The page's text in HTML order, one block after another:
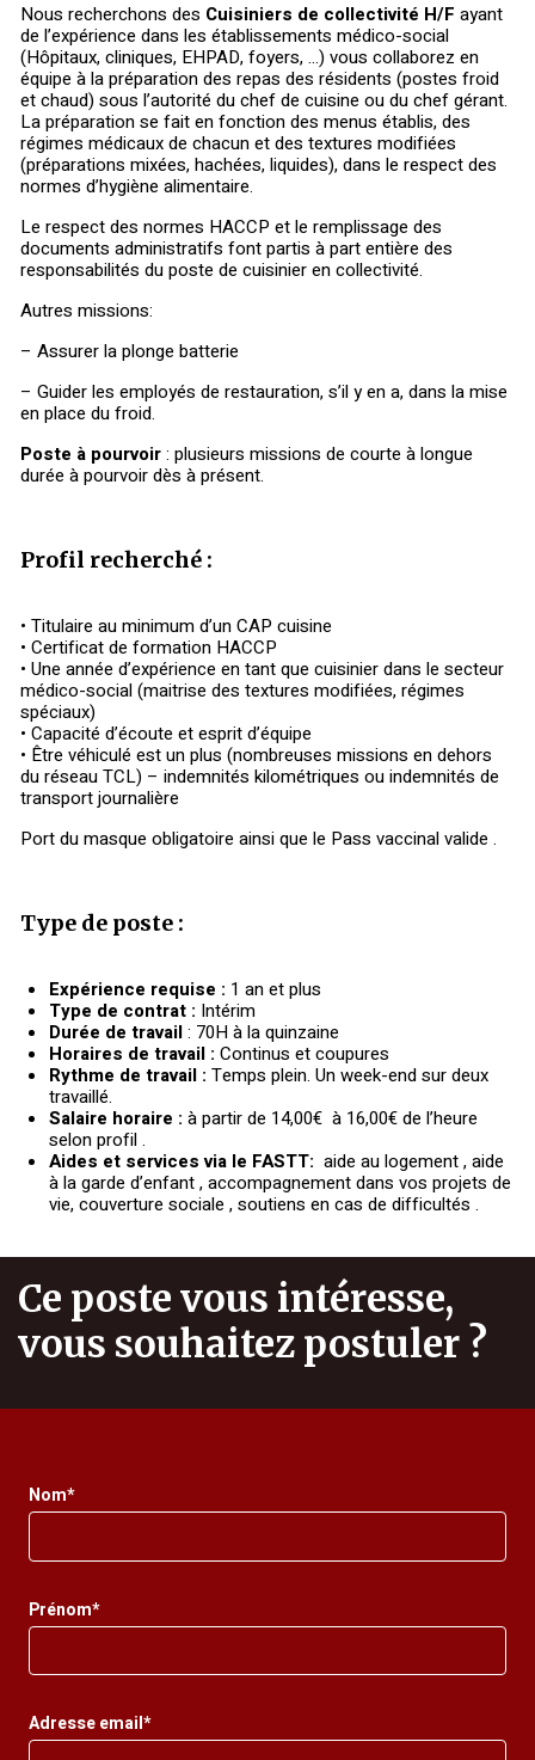
Nous recherchons des Cuisiniers de collectivité H/F ayant
de l’expérience dans les établissements médico-social
(Hôpitaux, cliniques, EHPAD, foyers, …) vous collaborez en
équipe à la préparation des repas des résidents (postes froid
et chaud) sous l’autorité du chef de cuisine ou du chef gérant.
La préparation se fait en fonction des menus établis, des
régimes médicaux de chacun et des textures modifiées
(préparations mixées, hachées, liquides), dans le respect des
normes d’hygiène alimentaire.
Le respect des normes HACCP et le remplissage des
documents administratifs font partis à part entière des
responsabilités du poste de cuisinier en collectivité.
Autres missions:
– Assurer la plonge batterie
– Guider les employés de restauration, s’il y en a, dans la mise
en place du froid.
Poste à pourvoir: plusieurs missions de courte à longue
durée à pourvoir dès à présent.
Profil recherché :
• Titulaire au minimum d’un CAP cuisine
• Certificat de formation HACCP
• Une année d’expérience en tant que cuisinier dans le secteur
médico-social (maitrise des textures modifiées, régimes
spéciaux)
• Capacité d’écoute et esprit d’équipe
• Être véhiculé est un plus (nombreuses missions en dehors
du réseau TCL) – indemnités kilométriques ou indemnités de
transport journalière
Port du masque obligatoire ainsi que le Pass vaccinal valide .
Type de poste :
Expérience requise : 1 an et plus
Type de contrat : Intérim
Durée de travail: 70H à la quinzaine
Horaires de travail :Continus et coupures
Rythme de travail :Temps plein. Un week-end sur deux
travaillé.
Salaire horaire :à partir de 14,00€ à 16,00€ de l’heure
selon profil .
Aides et services via le FASTT: aide au logement , aide
à la garde d’enfant , accompagnement dans vos projets de
vie, couverture sociale , soutiens en cas de difficultés .
Ce poste vous intéresse,
vous souhaitez postuler ?
Nom*
Prénom*
Adresse email*